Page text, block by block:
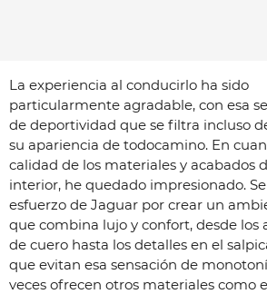
La experiencia al conducirlo ha sido
particularmente agradable, con esa
de deportividad que se filtra incluso
su apariencia de todocamino. En
calidad de los materiales y acabados
interior, he quedado impresionado.
esfuerzo de Jaguar por crear un
que combina lujo y confort, desde los
de cuero hasta los detalles en el
que evitan esa sensación de
veces ofrecen otros materiales como